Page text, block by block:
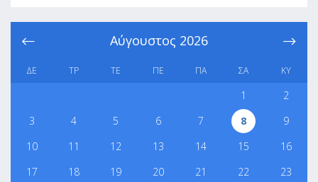
Αύγουστος 2026
ΔΕ ΤΡ ΤΕ ΠΕ ΠΑ ΣΑ ΚΥ
1
2
3
4 5 6 7 8
9
10
11 12 13 14 15
16
17
18 19 20 21 22
23